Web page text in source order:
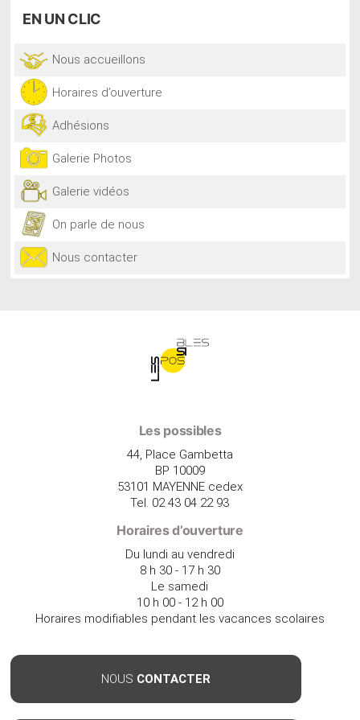
EN UN CLIC
Nous accueillons
Horaires d’ouverture
Adhésions
Galerie Photos
Galerie vidéos
On parle de nous
Nous contacter
Les possibles
44, Place Gambetta
BP 10009
53101 MAYENNE cedex
Tel. 02 43 04 22 93
Horaires d’ouverture
Du lundi au vendredi
8 h 30 - 17 h 30
Le samedi
10 h 00 - 12 h 00
Horaires modifiables pendant les vacances scolaires
NOUS CONTACTER